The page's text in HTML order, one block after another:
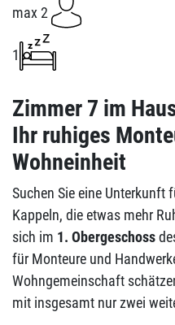
max 2
1
Zimmer 7 im
Ihr ruhiges
Wohneinheit
Suchen Sie eine Unterkunft
Kappeln, die etwas mehr
sich im 1. Obergeschoss
für Monteure und
Wohngemeinschaft
mit insgesamt nur zwei